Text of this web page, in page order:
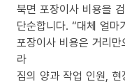
북면 포장이사 비용을
단순합니다. “대체 얼마
포장이사 비용은 거리
라
짐의 양과 작업 인원,